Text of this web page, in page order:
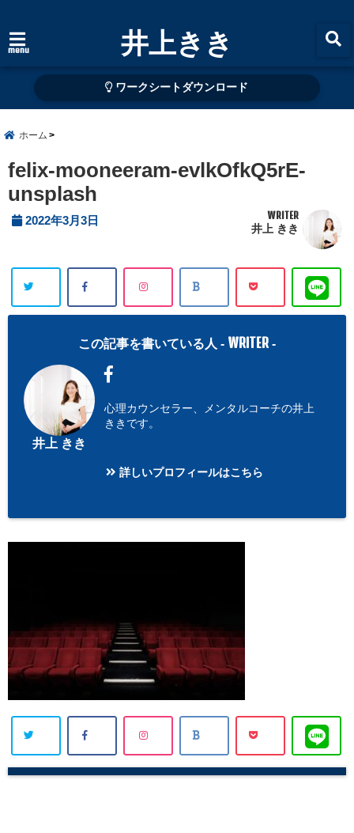
menu 井上きき
ワークシートダウンロード
ホーム
felix-mooneeram-evlkOfkQ5rE-
unsplash
2022年3月3日 WRITER
井上 きき
この記事を書いている人 - WRITER -
井上 きき
心理カウンセラー、メンタルコーチの井上
ききです。
詳しいプロフィールはこちら